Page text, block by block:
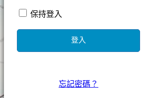
保持登入
忘記密碼？